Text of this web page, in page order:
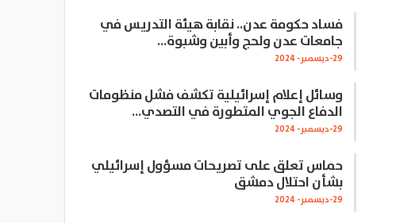
فساد حكومة عدن.. نقابة هيئة التدريس في
جامعات عدن ولحج وأبين وشبوة…
29-ديسمبر- 2024
وسائل إعلام إسرائيلية تكشف فشل منظومات
الدفاع الجوي المتطورة في التصدي…
29-ديسمبر- 2024
حماس تعلق على تصريحات مسؤول إسرائيلي
بشأن احتلال دمشق
29-ديسمبر- 2024